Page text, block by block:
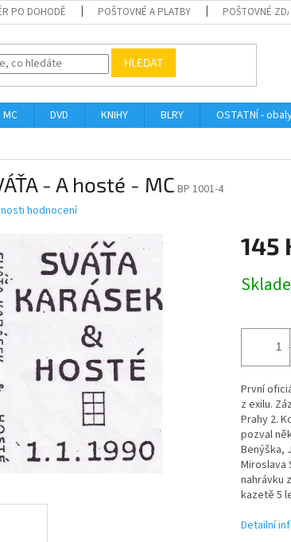
PO DOHODĚ POŠTOVNÉ A PLATBY POŠTOVNÉ
HLEDAT
MC DVD KNIHY BLRY OSTATNÍ -
- A hosté - MC BP 1001-4
hodnocení
145
cena:
První
z exilu.
Prahy 2.
pozval
Benýška,
Miroslava
nahrávku
kazetě 5
Detailní